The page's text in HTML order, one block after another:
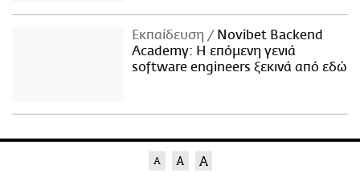
Εκπαίδευση
Novibet Backend
Academy: Η επόμενη γενιά
software engineers ξεκινά από εδώ